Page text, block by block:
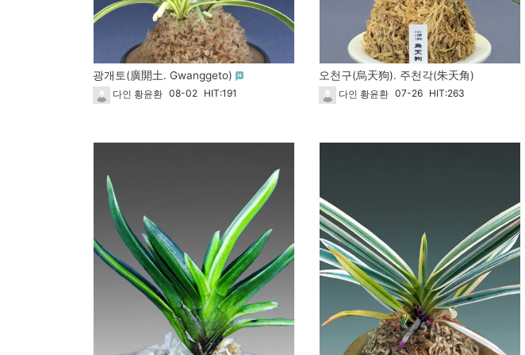
광개토(廣開土. Gwanggeto)
다인 황윤환 08-02 HIT:191
오천구(烏天狗). 주천각(朱天角)
다인 황윤환 07-26 HIT:263